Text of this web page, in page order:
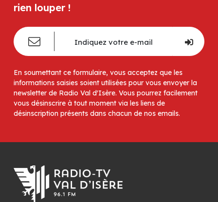
rien louper !
En soumettant ce formulaire, vous acceptez que les
informations saisies soient utilisées pour vous envoyer la
newsletter de Radio Val d'Isère. Vous pourrez facilement
vous désinscrire à tout moment via les liens de
désinscription présents dans chacun de nos emails.